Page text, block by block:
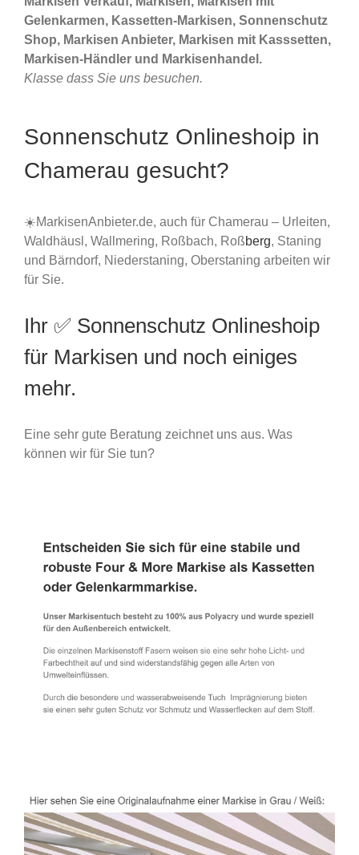
Gelenkarmen, Kassetten-Markisen, Sonnenschutz
Shop, Markisen Anbieter, Markisen mit Kasssetten,
Markisen-Händler und Markisenhandel.
Klasse dass Sie uns besuchen.
Sonnenschutz Onlineshoip in
Chamerau gesucht?
☀️MarkisenAnbieter.de, auch für Chamerau – Urleiten,
Waldhäusl, Wallmering, Roßbach, Roßberg, Staning
und Bärndorf, Niederstaning, Oberstaning arbeiten wir
für Sie.
Ihr ✅ Sonnenschutz Onlineshoip
für Markisen und noch einiges
mehr.
Eine sehr gute Beratung zeichnet uns aus. Was
können wir für Sie tun?